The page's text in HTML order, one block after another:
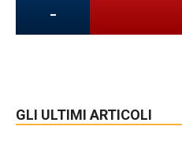
-
GLI ULTIMI ARTICOLI